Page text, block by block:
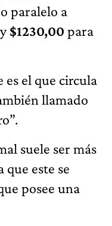
paralelo a
$1230,00 para
el que circula
llamado
suele ser más
este se
posee una